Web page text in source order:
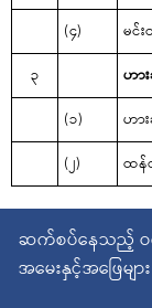
(၄)
မင်
၃
ဟား
(၁)
ဟား
(၂)
ထန်
ဆက်စပ်နေသည့်
အမေးနှင့်အဖြေများ